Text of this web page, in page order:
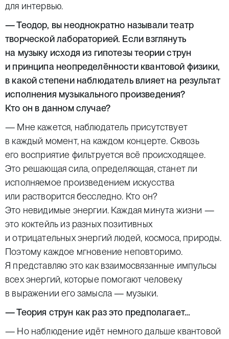
для интервью.
— Теодор, вы неоднократно называли театр
творческой лабораторией. Если взглянуть
на музыку исходя из гипотезы теории струн
и принципа неопределённости квантовой физики,
в какой степени наблюдатель влияет на результат
исполнения музыкального произведения?
Кто он в данном случае?
— Мне кажется, наблюдатель присутствует
в каждый момент, на каждом концерте. Сквозь
его восприятие фильтруется всё происходящее.
Это решающая сила, определяющая, станет ли
исполняемое произведением искусства
или растворится бесследно. Кто он?
Это невидимые энергии. Каждая минута жизни —
это коктейль из разных позитивных
и отрицательных энергий людей, космоса, природы.
Поэтому каждое мгновение неповторимо.
Я представляю это как взаимосвязанные импульсы
всех энергий, которые помогают человеку
в выражении его замысла — музыки.
— Теория струн как раз это предполагает…
— Но наблюдение идёт немного дальше квантовой